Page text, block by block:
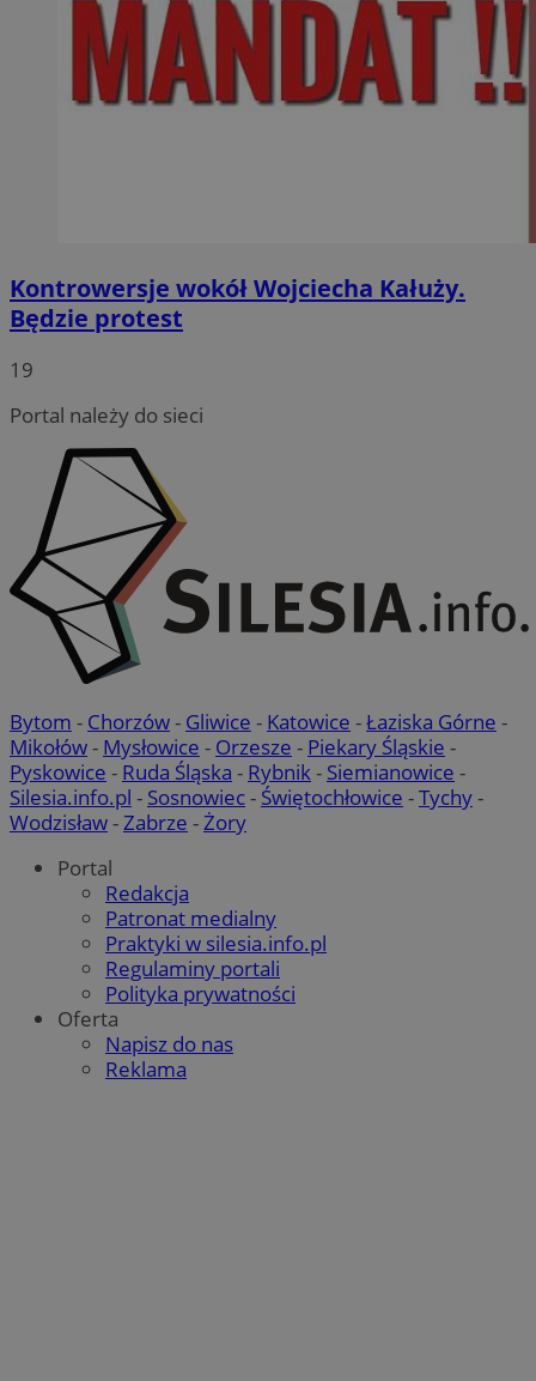
Kontrowersje wokół Wojciecha Kałuży.
Będzie protest
19
Portal należy do sieci
Bytom - Chorzów- Gliwice - Katowice -Łaziska Górne -
Mikołów- Mysłowice - Orzesze - Piekary Śląskie -
Pyskowice - Ruda Śląska - Rybnik- Siemianowice -
Silesia.info.pl - Sosnowiec- Świętochłowice -Tychy-
Wodzisław-Zabrze -Żory
Portal
Redakcja
Patronat medialny
Praktyki w silesia.info.pl
Regulaminy portali
Polityka prywatności
Oferta
Napisz do nas
Reklama